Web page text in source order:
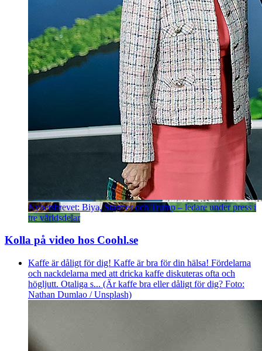
Nyhetsbrevet: Biya, Starmer och Trump – ledare under press i
tre världsdelar
Kolla på video hos Coohl.se
Kaffe är dåligt för dig! Kaffe är bra för din hälsa! Fördelarna
och nackdelarna med att dricka kaffe diskuteras ofta och
högljutt. Otaliga s... (Är kaffe bra eller dåligt för dig? Foto:
Nathan Dumlao / Unsplash)